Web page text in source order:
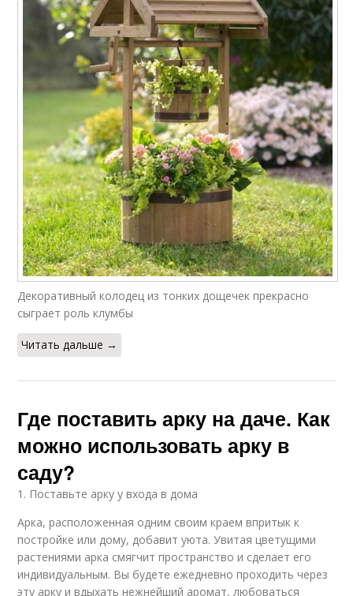
Декоративный колодец из тонких дощечек прекрасно
сыграет роль клумбы
Читать дальше →
Где поставить арку на даче. Как
можно использовать арку в
саду?
1. Поставьте арку у входа в дома
Арка, расположенная одним своим краем впритык к
постройке или дому, добавит уюта. Увитая цветущими
растениями арка смягчит пространство и сделает его
индивидуальным. Вы будете ежедневно проходить через
эту арку и вдыхать нежнейший аромат, любоваться